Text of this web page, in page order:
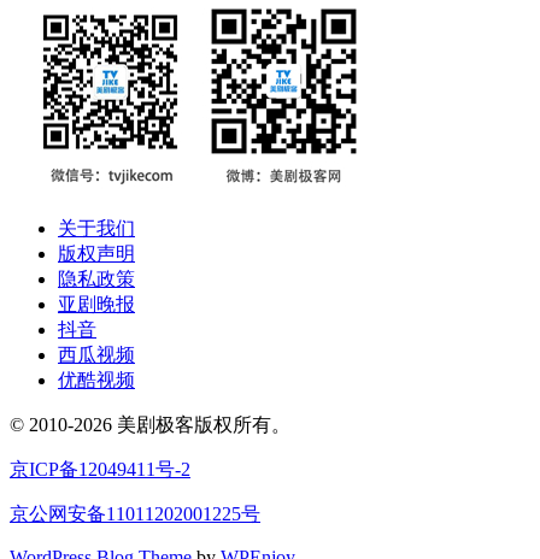
关于我们
版权声明
隐私政策
亚剧晚报
抖音
西瓜视频
优酷视频
© 2010-2026 美剧极客版权所有。
京ICP备12049411号-2
京公网安备11011202001225号